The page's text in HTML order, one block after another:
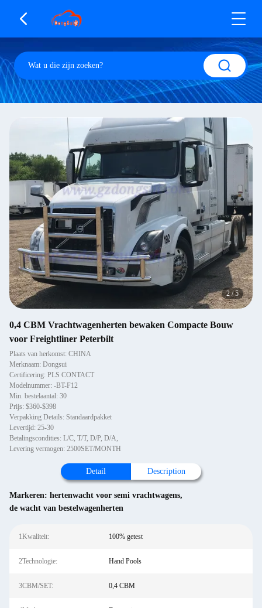
2/5
0,4 CBM Vrachtwagenherten bewaken Compacte Bouw
voor Freightliner Peterbilt
Plaats van herkomst: CHINA
Merknaam: Dongsui
Certificering: PLS CONTACT
Modelnummer: -BT-F12
Min. bestelaantal: 30
Prijs: $360-$398
Verpakking Details: Standaardpakket
Levertijd: 25-30
Betalingscondities: L/C, T/T, D/P, D/A,
Levering vermogen: 2500SET/MONTH
Detail Description
Markeren: hertenwacht voor semi vrachtwagens,
de wacht van bestelwagenherten
1Kwaliteit: 100% getest
2Technologie: Hand Pools
3CBM/SET: 0,4 CBM